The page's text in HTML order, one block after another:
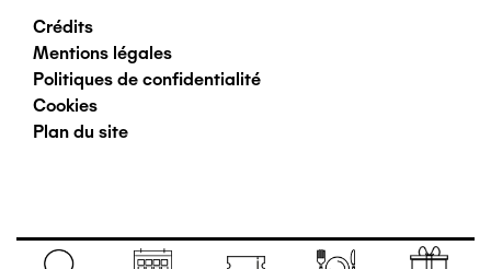
Pied
de
page
Crédits
Mentions légales
Politiques de confidentialité
Cookies
Plan du site